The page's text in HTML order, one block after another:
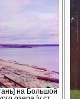
на Большой